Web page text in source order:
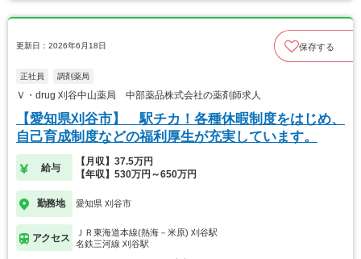
更新日：2026年6月18日 保存する
正社員 調剤薬局
Ｖ・drug 刈谷中山薬局 中部薬品株式会社の薬剤師求人
【愛知県刈谷市】 駅チカ！各種休暇制度をはじめ、
自己育成制度などの福利厚生が充実しています。
給与
【月収】37.5万円
【年収】530万円～650万円
勤務地 愛知県 刈谷市
アクセス
ＪＲ東海道本線(熱海－米原) 刈谷駅
名鉄三河線 刈谷駅